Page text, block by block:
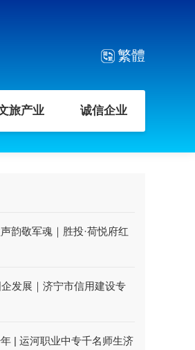
繁體
旅产业 诚信企业
韵敬军魂｜胜投·荷悦府红
发展｜济宁市信用建设专
| 运河职业中专千名师生济